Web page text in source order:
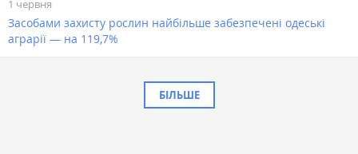
1 червня
Засобами захисту рослин найбільше забезпечені одеські
аграрії — на 119,7%
БІЛЬШЕ